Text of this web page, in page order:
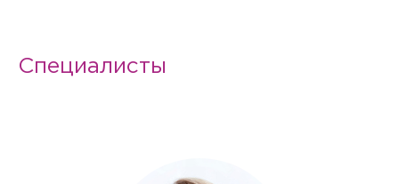
Специалисты